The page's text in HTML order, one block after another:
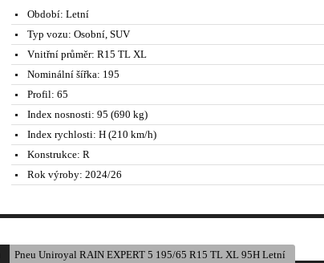
Období: Letní
Typ vozu: Osobní, SUV
Vnitřní průměr: R15 TL XL
Nominální šířka: 195
Profil: 65
Index nosnosti: 95 (690 kg)
Index rychlosti: H (210 km/h)
Konstrukce: R
Rok výroby: 2024/26
Pneu Uniroyal RAIN EXPERT 5 195/65 R15 TL XL 95H Letní